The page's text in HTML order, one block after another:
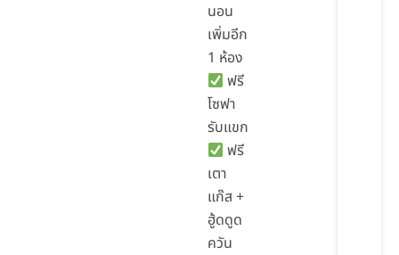
นอน
เพิ่มอีก
1 ห้อง
ฟรี
โซฟา
รับแขก
ฟรี
เตา
แก๊ส +
ฮู้ดดูด
ควัน